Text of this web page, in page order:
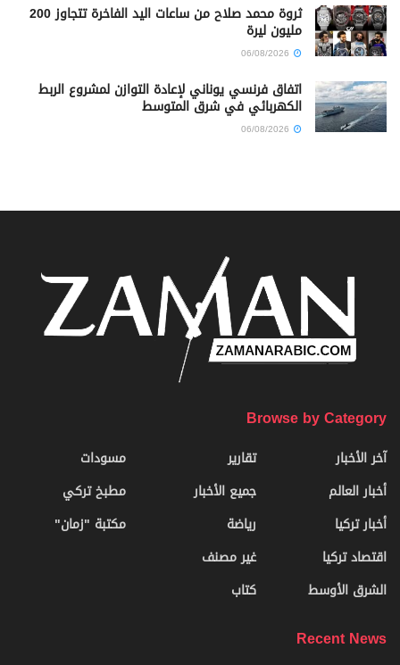
ثروة محمد صلاح من ساعات اليد الفاخرة تتجاوز 200
مليون ليرة
اتفاق فرنسي يوناني لإعادة التوازن لمشروع الربط
الكهربائي في شرق المتوسط
Browse by Category
آخر الأخبار
أخبار العالم
أخبار تركيا
اقتصاد تركيا
الشرق الأوسط
تقارير
جميع الأخبار
رياضة
غير مصنف
كتاب
مسودات
مطبخ تركي
مكتبة "زمان"
Recent News